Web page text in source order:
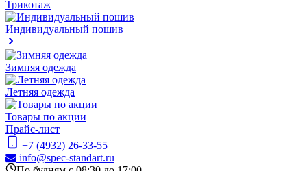
Трикотаж
Индивидуальный пошив
Зимняя одежда
Летняя одежда
Товары по акции
Прайс-лист
+7 (4932) 26-33-55
info@spec-standart.ru